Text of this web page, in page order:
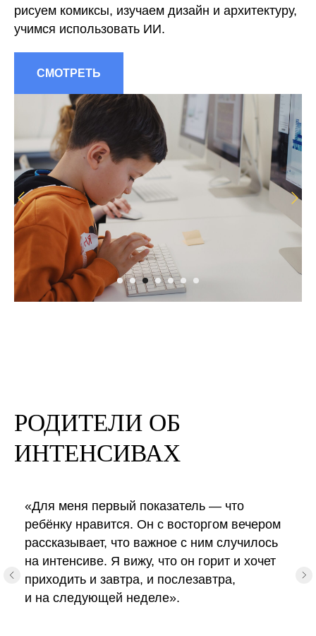
рисуем комиксы, изучаем дизайн и архитектуру,
учимся использовать ИИ.
СМОТРЕТЬ
РОДИТЕЛИ ОБ
ИНТЕНСИВАХ
«Для меня первый показатель — что
ребёнку нравится. Он с восторгом вечером
рассказывает, что важное с ним случилось
на интенсиве. Я вижу, что он горит и хочет
приходить и завтра, и послезавтра,
и на следующей неделе».